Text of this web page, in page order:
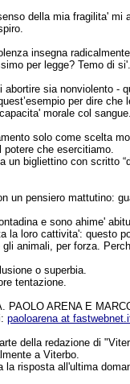
della mia fragilita'
insegna
per legge? Temo di
sia nonviolento -
per dire
morale col
solo come scelta
potere che esercitiamo.
un bigliettino con scritto
un pensiero mattutino:
e sono ahime'
la loro cattivita': questo
gli animali, per forza.
o superbia.
tentazione.
PAOLO ARENA E
paoloarena at
della redazione di
a Viterbo.
la risposta all'ultima